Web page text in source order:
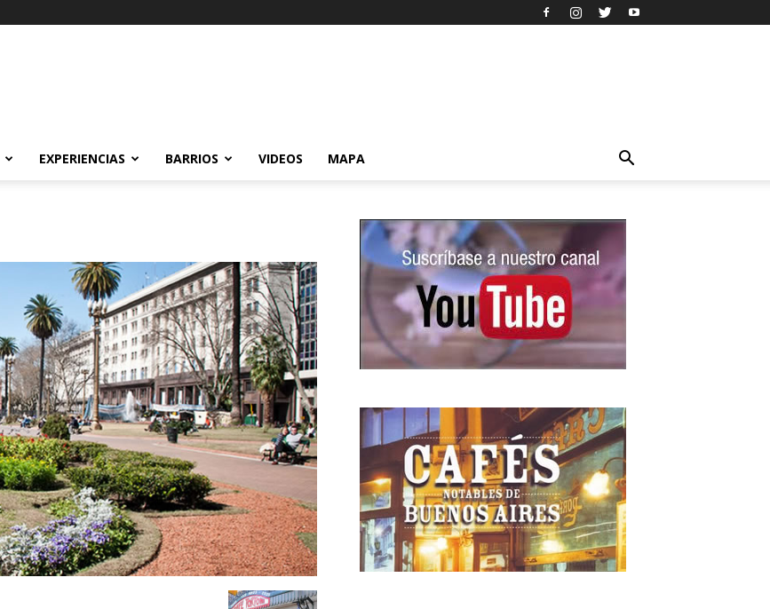
EXPERIENCIAS BARRIOS VIDEOS MAPA